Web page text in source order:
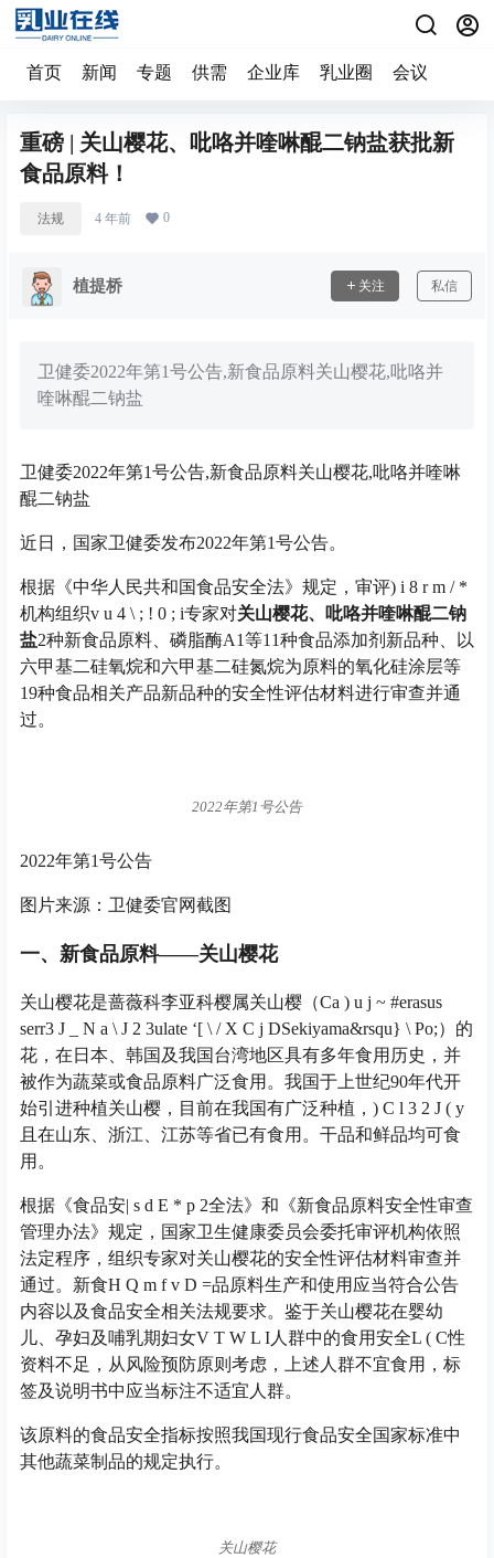
首页 新闻 专题 供需 企业库 乳业圈 会议
重磅 | 关山樱花、吡咯并喹啉醌二钠盐获批新
食品原料！
法规 4 年前 0
植提桥 关注 私信
卫健委2022年第1号公告,新食品原料关山樱花,吡咯并
喹啉醌二钠盐
卫健委2022年第1号公告,新食品原料关山樱花,吡咯并喹啉
醌二钠盐
近日，国家卫健委发布2022年第1号公告。
根据《中华人民共和国食品安全法》规定，审评) i 8 r m / *
机构组织v u 4 \ ; ! 0 ; i专家对关山樱花、吡咯并喹啉醌二钠
盐2种新食品原料、磷脂酶A1等11种食品添加剂新品种、以
六甲基二硅氧烷和六甲基二硅氮烷为原料的氧化硅涂层等
19种食品相关产品新品种的安全性评估材料进行审查并通
过。
2022年第1号公告
2022年第1号公告
图片来源：卫健委官网截图
一、新食品原料——关山樱花
关山樱花是蔷薇科李亚科樱属关山樱（Ca ) u j ~ #erasus
serr3 J _ N a \ J 2 3ulate ‘[ \ / X C j DSekiyama&rsqu} \ Po;）的
花，在日本、韩国及我国台湾地区具有多年食用历史，并
被作为蔬菜或食品原料广泛食用。我国于上世纪90年代开
始引进种植关山樱，目前在我国有广泛种植， ) C l 3 2 J ( y
且在山东、浙江、江苏等省已有食用。干品和鲜品均可食
用。
根据《食品安| s d E * p 2全法》和《新食品原料安全性审查
管理办法》规定，国家卫生健康委员会委托审评机构依照
法定程序，组织专家对关山樱花的安全性评估材料审查并
通过。新食H Q m f v D =品原料生产和使用应当符合公告
内容以及食品安全相关法规要求。鉴于关山樱花在婴幼
儿、孕妇及哺乳期妇女V T W L I人群中的食用安全L ( C性
资料不足，从风险预防原则考虑，上述人群不宜食用，标
签及说明书中应当标注不适宜人群。
该原料的食品安全指标按照我国现行食品安全国家标准中
其他蔬菜制品的规定执行。
关山樱花